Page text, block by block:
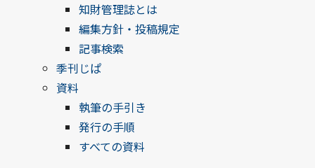
知財管理誌とは
編集方針・投稿規定
記事検索
季刊じぱ
資料
執筆の手引き
発行の手順
すべての資料